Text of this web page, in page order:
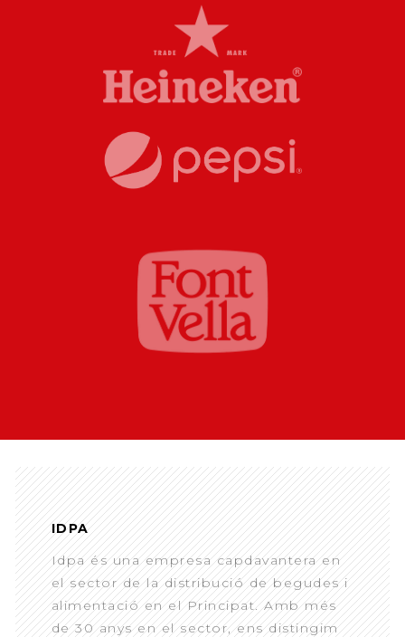
IDPA
Idpa és una empresa capdavantera en
el sector de la distribució de begudes i
alimentació en el Principat. Amb més
de 30 anys en el sector, ens distingim